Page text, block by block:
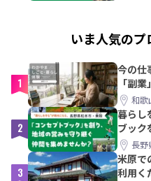
いま人気の
1
今の仕
「副
和歌
2
暮らし
ブック
間を集
長野
3
米原で
利用く